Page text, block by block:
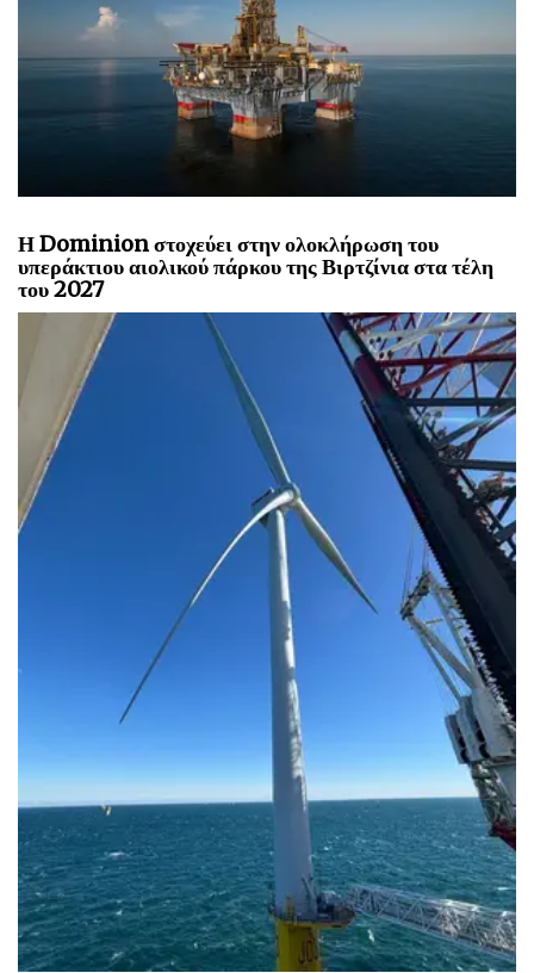
Η Dominion στοχεύει στην ολοκλήρωση του
υπεράκτιου αιολικού πάρκου της Βιρτζίνια στα τέλη
του 2027